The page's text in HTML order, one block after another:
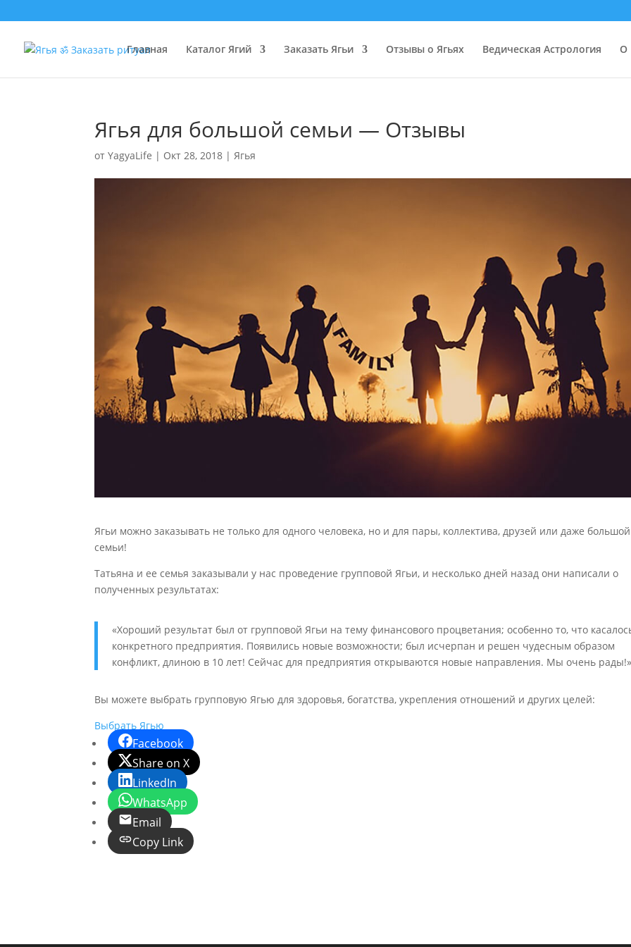
Главная Каталог Ягий Заказать Ягьи Отзывы о Ягьях Ведическая Астрология О
Ягья для большой семьи — Отзывы
отYagyaLife | Окт 28, 2018 |Ягья
Ягьи можно заказывать не только для одного человека, но и для пары, коллектива, друзей или даже большой
семьи!
Татьяна и ее семья заказывали у нас проведение групповой Ягьи, и несколько дней назад они написали о
полученных результатах:
«Хороший результат был от групповой Ягьи на тему финансового процветания; особенно то, что
конкретного предприятия. Появились новые возможности; был исчерпан и решен чудесным образом
конфликт, длиною в 10 лет! Сейчас для предприятия открываются новые направления. Мы очень
Вы можете выбрать групповую Ягью для здоровья, богатства, укрепления отношений и других целей:
Выбрать Ягью
Facebook
Share on X
LinkedIn
WhatsApp
Email
Copy Link